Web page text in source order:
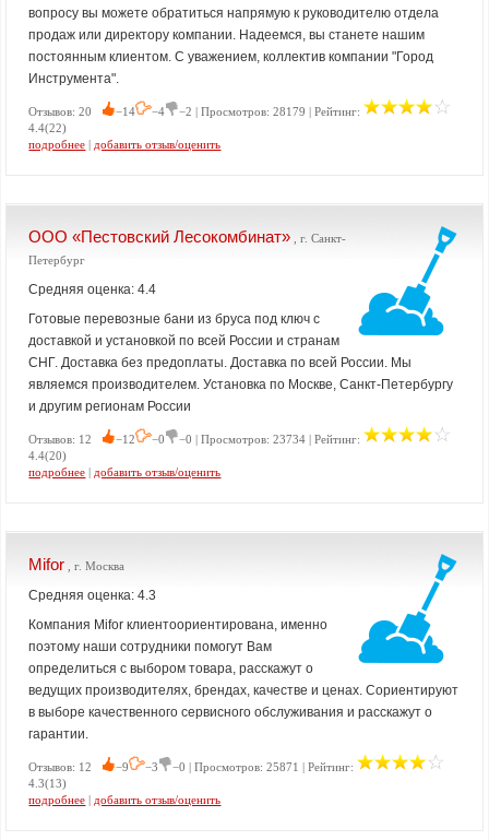
вопросу вы можете обратиться напрямую к руководителю отдела
продаж или директору компании. Надеемся, вы станете нашим
постоянным клиентом. С уважением, коллектив компании "Город
Инструмента".
Отзывов: 20 −14 −4
−2 | Просмотров: 28179 | Рейтинг:
4.4(22)
подробнее | добавить отзыв/оценить
ООО «Пестовский Лесокомбинат» , г. Санкт-
Петербург
Средняя оценка: 4.4
Готовые перевозные бани из бруса под ключ с
доставкой и установкой по всей России и странам
СНГ. Доставка без предоплаты. Доставка по всей России. Мы
являемся производителем. Установка по Москве, Санкт-Петербургу
и другим регионам России
Отзывов: 12 −12 −0
−0 | Просмотров: 23734 | Рейтинг:
4.4(20)
подробнее | добавить отзыв/оценить
Mifor , г. Москва
Средняя оценка: 4.3
Компания Mifor клиентоориентирована, именно
поэтому наши сотрудники помогут Вам
определиться с выбором товара, расскажут о
ведущих производителях, брендах, качестве и ценах. Сориентируют
в выборе качественного сервисного обслуживания и расскажут о
гарантии.
Отзывов: 12 −9 −3
−0 | Просмотров: 25871 | Рейтинг:
4.3(13)
подробнее | добавить отзыв/оценить